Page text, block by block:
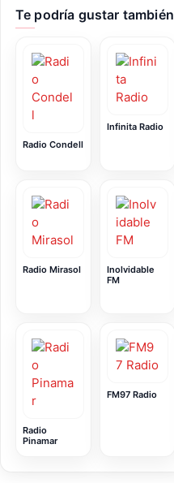
Te podría gustar también
Radio Condell
Infinita Radio
Radio Mirasol
Inolvidable
FM
Radio
Pinamar
FM97 Radio